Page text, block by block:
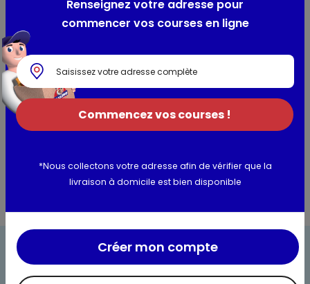
Utilisation et conservation
Ingrédients : Légumes (carottes, navets, haricots verts,
petits pois, flageolets), eau, sel.
Valeurs nutritionnelles
Renseignez votre adresse pour
commencer vos courses en ligne
Commencez vos courses !
*Nous collectons votre adresse afin de vérifier que la
livraison à domicile est bien disponible
Créer mon compte